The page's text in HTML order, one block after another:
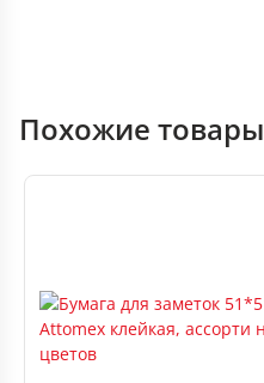
Похожие товары